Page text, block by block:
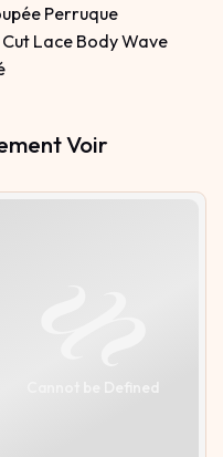
Perruque
Lace Body Wave
Voir